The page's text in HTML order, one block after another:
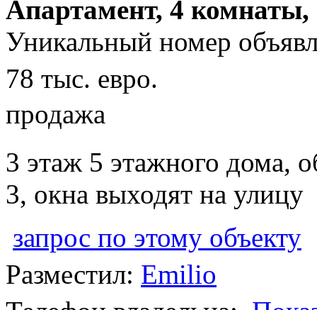
Апартамент, 4
Уникальный номер
78 тыс. евро.
продажа
3 этаж 5 этажного дома,
3, окна выходят на улицу
запрос по этому объекту
Разместил: Emilio